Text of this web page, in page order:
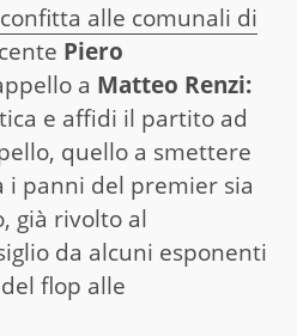
alle comunali di
Piero
a Matteo Renzi:
e affidi il partito ad
quello a smettere
i panni del premier sia
già rivolto al
da alcuni esponenti
flop alle